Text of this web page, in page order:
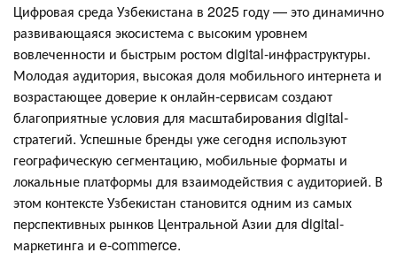
Цифровая среда Узбекистана в 2025 году — это динамично
развивающаяся экосистема с высоким уровнем
вовлеченности и быстрым ростом digital-инфраструктуры.
Молодая аудитория, высокая доля мобильного интернета и
возрастающее доверие к онлайн-сервисам создают
благоприятные условия для масштабирования digital-
стратегий. Успешные бренды уже сегодня используют
географическую сегментацию, мобильные форматы и
локальные платформы для взаимодействия с аудиторией. В
этом контексте Узбекистан становится одним из самых
перспективных рынков Центральной Азии для digital-
маркетинга и e-commerce.